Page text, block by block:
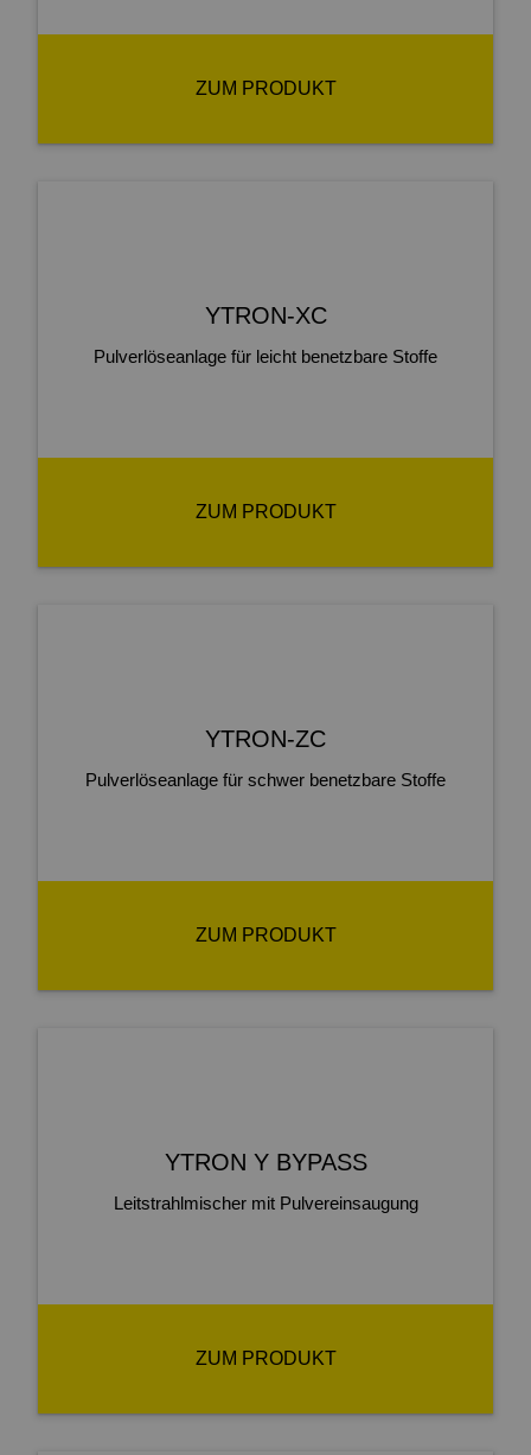
ZUM PRODUKT
YTRON-XC
Pulverlöseanlage für leicht benetzbare Stoffe
ZUM PRODUKT
YTRON-ZC
Pulverlöseanlage für schwer benetzbare Stoffe
ZUM PRODUKT
YTRON Y BYPASS
Leitstrahlmischer mit Pulvereinsaugung
ZUM PRODUKT